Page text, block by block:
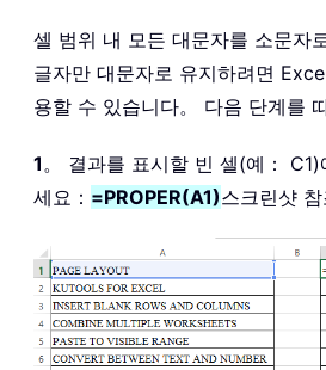
셀 범위 내 모든 대문자를 소문자
글자만 대문자로 유지하려면
용할 수 있습니다。 다음 단계를
1。 결과를 표시할 빈 셀(예：
세요： =PROPER(A1)스크린샷 참